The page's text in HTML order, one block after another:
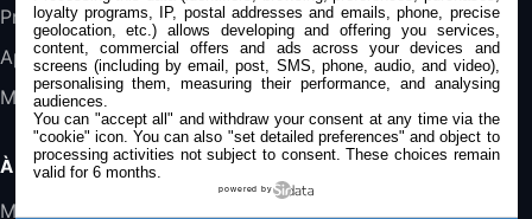
Promos
Apple
Mac
À PROPOS
Mentions légales
loyalty programs, IP, postal addresses and emails, phone, precise
geolocation, etc.) allows developing and offering you services,
content, commercial offers and ads across your devices and
screens (including by email, post, SMS, phone, audio, and video),
personalising them, measuring their performance, and analysing
audiences.
You can "accept all" and withdraw your consent at any time via the
"cookie" icon. You can also "set detailed preferences" and object to
processing activities not subject to consent. These choices remain
valid for 6 months.
powered by